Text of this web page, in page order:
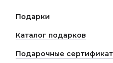
Подарки
Каталог подарков
Подарочные